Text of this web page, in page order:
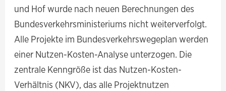
und Hof wurde nach neuen Berechnungen des
Bundesverkehrsministeriums nicht weiterverfolgt.
Alle Projekte im Bundesverkehrswegeplan werden
einer Nutzen-Kosten-Analyse unterzogen. Die
zentrale Kenngröße ist das Nutzen-Kosten-
Verhältnis (NKV), das alle Projektnutzen